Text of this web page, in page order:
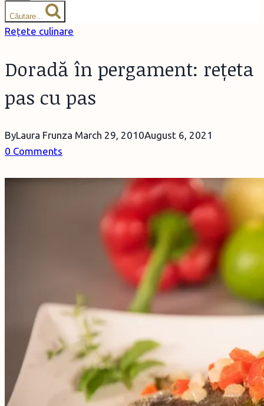
Căutare...
Rețete culinare
Doradă în pergament: rețeta
pas cu pas
ByLaura Frunza March 29, 2010August 6, 2021
0 Comments